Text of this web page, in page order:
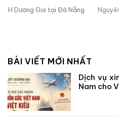
Nguyên Kiểm sát viên của Viện
BÀI VIẾT MỚI NHẤT
Dịch vụ
Nam cho